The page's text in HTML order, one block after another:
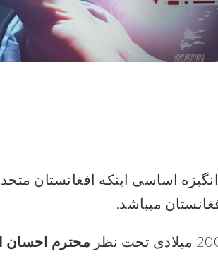
اساسی اینکه افغانستان متحد
میباشد.
محترم احسان